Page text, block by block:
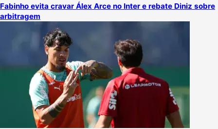
Fabinho evita cravar Álex Arce no Inter e rebate Diniz sobre
arbitragem